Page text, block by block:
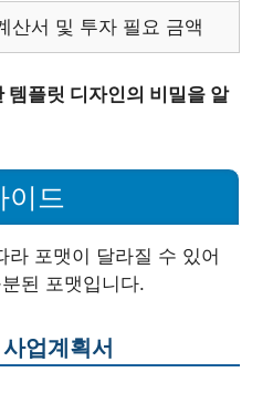
산서 및 투자 필요 금액
템플릿 디자인의 비밀을 알
이드
라 포맷이 달라질 수 있어
된 포맷입니다.
업계획서